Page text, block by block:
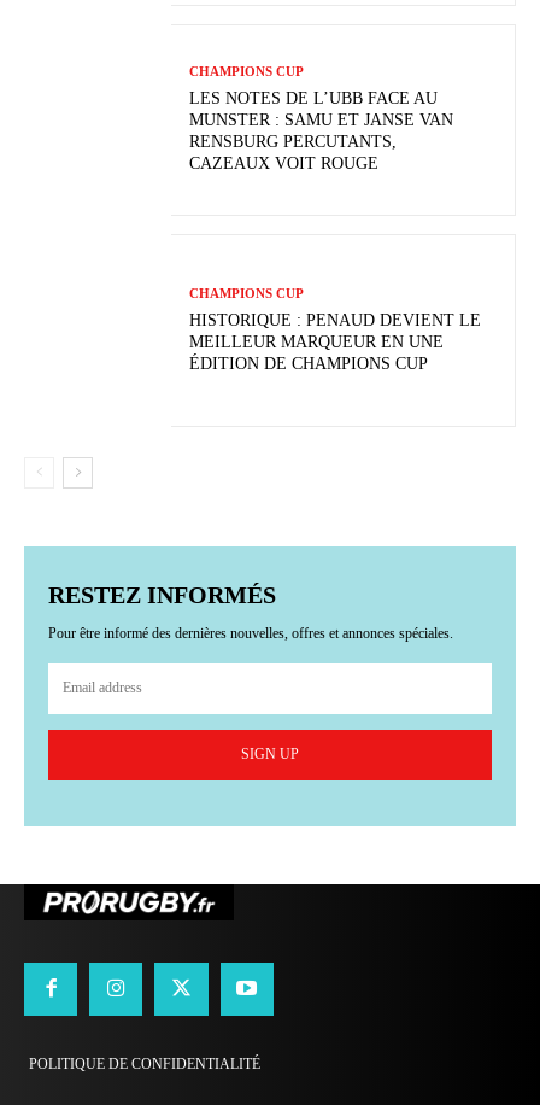
CHAMPIONS CUP
LES NOTES DE L’UBB FACE AU
MUNSTER : SAMU ET JANSE VAN
RENSBURG PERCUTANTS,
CAZEAUX VOIT ROUGE
CHAMPIONS CUP
HISTORIQUE : PENAUD DEVIENT LE
MEILLEUR MARQUEUR EN UNE
ÉDITION DE CHAMPIONS CUP
RESTEZ INFORMÉS
Pour être informé des dernières nouvelles, offres et annonces spéciales.
SIGN UP
POLITIQUE DE CONFIDENTIALITÉ